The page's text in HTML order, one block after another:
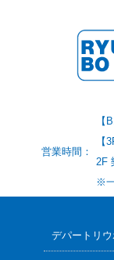
営業時間：
【
【
2F
※
デパートリウ